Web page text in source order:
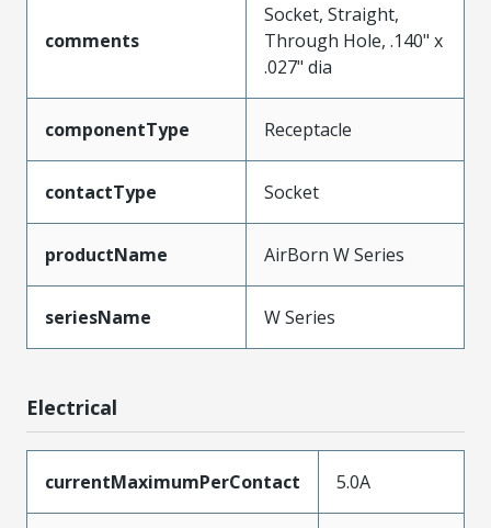
comments
Socket, Straight,
Through Hole, .140" x
.027" dia
componentType Receptacle
contactType Socket
productName AirBorn W Series
seriesName W Series
Electrical
currentMaximumPerContact 5.0A